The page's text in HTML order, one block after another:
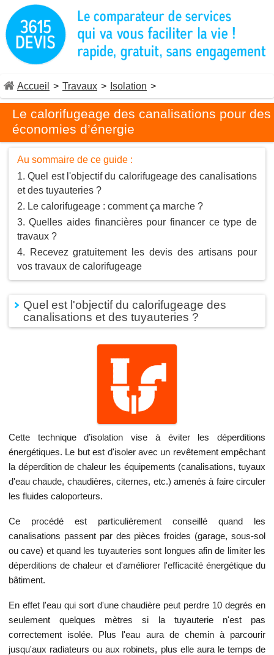
Accueil > Travaux > Isolation >
Le calorifugeage des canalisations pour des
économies d’énergie
Au sommaire de ce guide :
Quel est l'objectif du calorifugeage des canalisations
et des tuyauteries ?
Le calorifugeage : comment ça marche ?
Quelles aides financières pour financer ce type de
travaux ?
Recevez gratuitement les devis des artisans pour
vos travaux de calorifugeage
Quel est l'objectif du calorifugeage des
canalisations et des tuyauteries ?
Cette technique d’isolation vise à éviter les déperditions
énergétiques. Le but est d'isoler avec un revêtement empêchant
la déperdition de chaleur les équipements (canalisations, tuyaux
d'eau chaude, chaudières, citernes, etc.) amenés à faire circuler
les fluides caloporteurs.
Ce procédé est particulièrement conseillé quand les
canalisations passent par des pièces froides (garage, sous-sol
ou cave) et quand les tuyauteries sont longues afin de limiter les
déperditions de chaleur et d'améliorer l'efficacité énergétique du
bâtiment.
En effet l'eau qui sort d'une chaudière peut perdre 10 degrés en
seulement quelques mètres si la tuyauterie n'est pas
correctement isolée. Plus l'eau aura de chemin à parcourir
jusqu'aux radiateurs ou aux robinets, plus elle aura le temps de